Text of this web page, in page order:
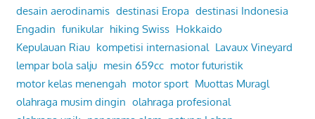
desain aerodinamis destinasi Eropa destinasi Indonesia
Engadin funikular hiking Swiss Hokkaido
Kepulauan Riau kompetisi internasional Lavaux Vineyard
lempar bola salju mesin 659cc motor futuristik
motor kelas menengah motor sport Muottas Muragl
olahraga musim dingin olahraga profesional